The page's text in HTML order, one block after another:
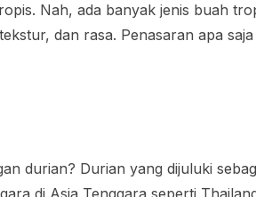
Nah, ada banyak jenis buah
dan rasa. Penasaran apa
durian? Durian yang dijuluki